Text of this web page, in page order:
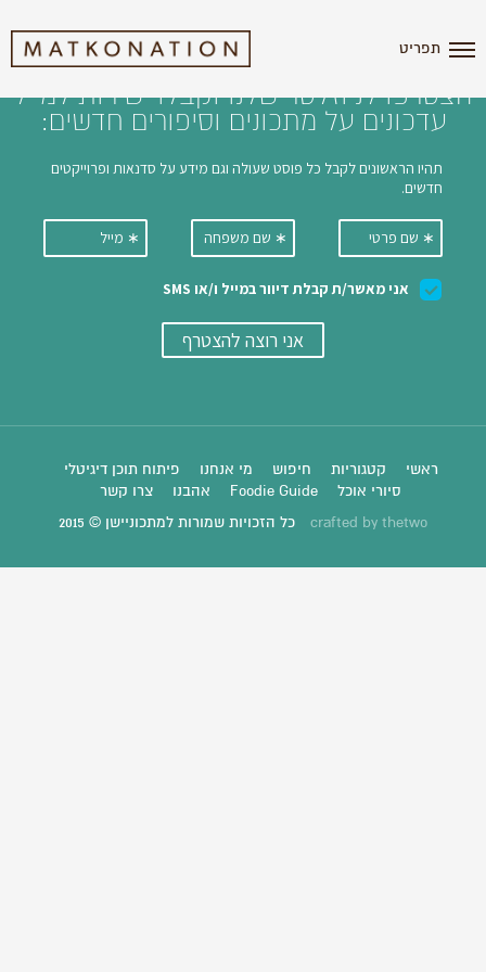
תפריט
הצטרפו לניוזלטר שלנו וקבלו ישירות למייל
עדכונים על מתכונים וסיפורים חדשים:
ראשי קטגוריות חיפוש מי אנחנו
פיתוח תוכן דיגיטלי
סיורי אוכל
Foodie Guide אהבנו צרו קשר
crafted by thetwo כל הזכויות שמורות למתכוניישן © 2015